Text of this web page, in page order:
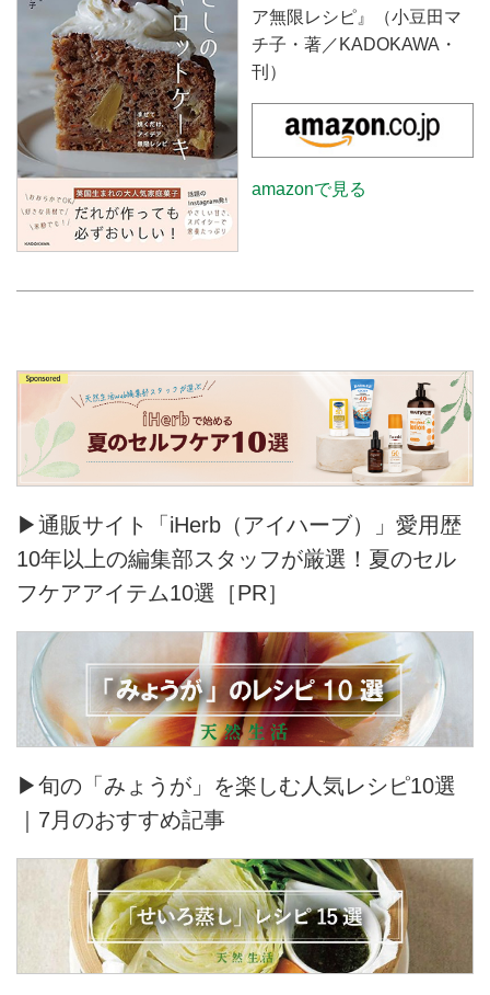
ア無限レシピ』（小豆田マ
チ子・著／KADOKAWA・
刊）
amazonで見る
▶通販サイト「iHerb（アイハーブ）」愛用歴
10年以上の編集部スタッフが厳選！夏のセル
フケアアイテム10選［PR］
▶旬の「みょうが」を楽しむ人気レシピ10選
｜7月のおすすめ記事